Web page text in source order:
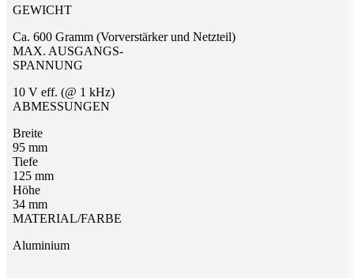
GEWICHT
Ca. 600 Gramm (Vorverstärker und Netzteil)
MAX. AUSGANGS-
SPANNUNG
10 V eff. (@ 1 kHz)
ABMESSUNGEN
Breite
95 mm
Tiefe
125 mm
Höhe
34 mm
MATERIAL/FARBE
Aluminium